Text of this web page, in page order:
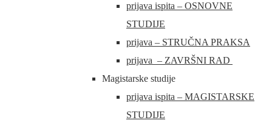
prijava ispita – OSNOVNE
STUDIJE
prijava – STRUČNA PRAKSA
prijava – ZAVRŠNI RAD
Magistarske studije
prijava ispita – MAGISTARSKE
STUDIJE